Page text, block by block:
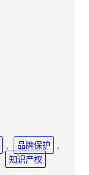
, 品牌保护
知识产权